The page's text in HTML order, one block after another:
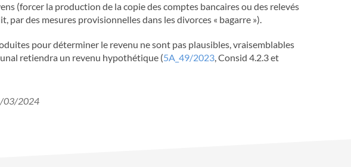
(forcer la production de la copie des comptes bancaires ou des relevés
par des mesures provisionnelles dans les divorces « bagarre »).
pour déterminer le revenu ne sont pas plausibles, vraisemblables
retiendra un revenu hypothétique (5A_49/2023, Consid 4.2.3 et
03/2024